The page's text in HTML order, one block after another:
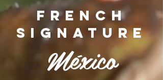
FRENCH
SIGNATURE
México